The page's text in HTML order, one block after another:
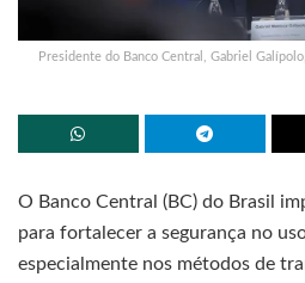
Presidente do Banco Central, Gabriel
O Banco Central (BC) do Brasil
para fortalecer a segurança no
especialmente nos métodos de